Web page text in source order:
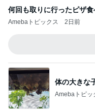
何回も取りに行ったピザ食
Amebaトピックス 2日前
体の大きな
Amebaトピッ